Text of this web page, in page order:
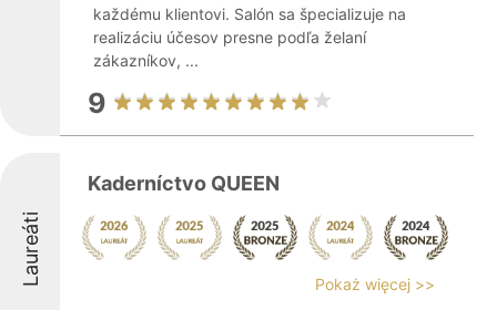
každému klientovi. Salón sa špecializuje na
realizáciu účesov presne podľa želaní
zákazníkov, ...
9
Laureáti
Kaderníctvo QUEEN
Pokaż więcej >>